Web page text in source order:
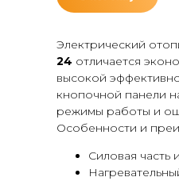
Электрический
24 отличается
высокой
кнопочной панели
режимы работы и
Особенности и
Cиловая